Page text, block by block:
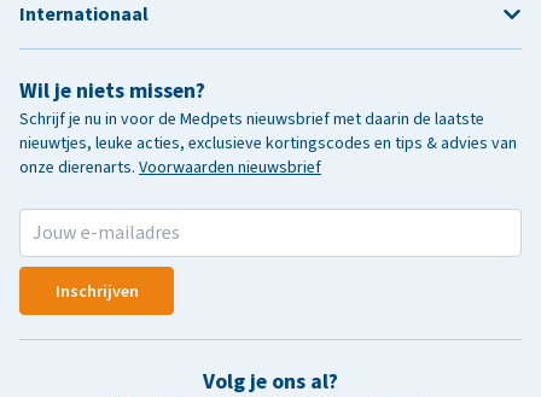
Wil je niets missen?
Schrijf je nu in voor de Medpets nieuwsbrief met daarin de laatste
nieuwtjes, leuke acties, exclusieve kortingscodes en tips & advies van
onze dierenarts. Voorwaarden nieuwsbrief
Inschrijven
Volg je ons al?
Internationaal